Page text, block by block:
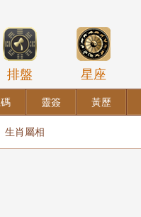
排盤 星座
靈簽 黃歷
生肖屬相